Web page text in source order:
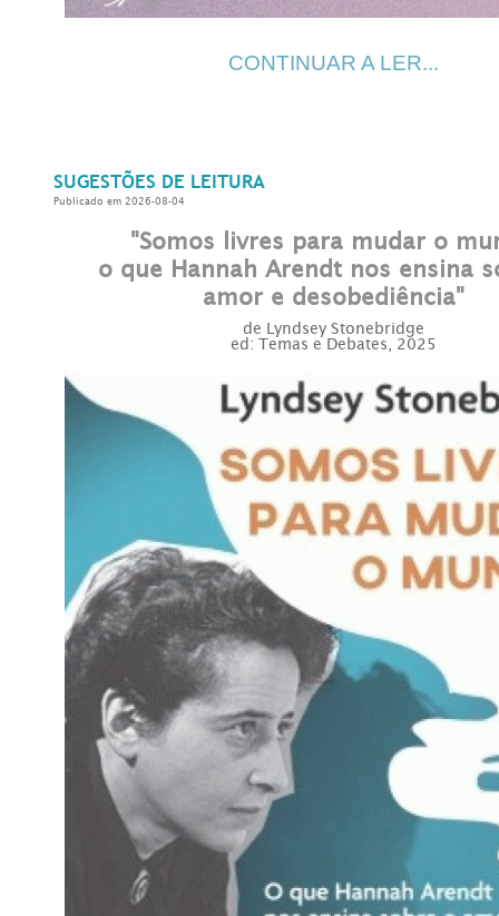
CONTINUAR A LER...
SUGESTÕES DE LEITURA
Publicado em 2026-08-04
"Somos livres para mudar o
o que Hannah Arendt nos ensina
amor e desobediência"
de Lyndsey Stonebridge
ed: Temas e Debates, 2025